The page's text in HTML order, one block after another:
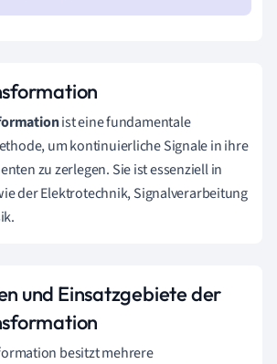
ist eine fundamentale
um kontinuierliche Signale in ihre
zu zerlegen. Sie ist essenziell in
der Elektrotechnik, Signalverarbeitung
und Einsatzgebiete der
besitzt mehrere